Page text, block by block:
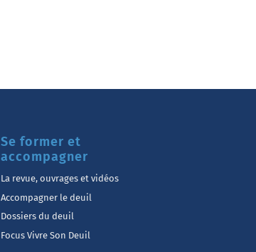
Se former et
accompagner
La revue, ouvrages et vidéos
Accompagner le deuil
Dossiers du deuil
Focus Vivre Son Deuil